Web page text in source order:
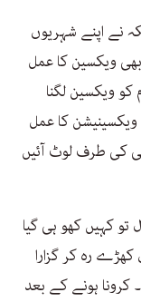
نے اپنے شہریوں
ویکسین کا عمل
ویکسین لگنا
کا عمل
کی طرف لوٹ آئیں
تو کہیں کھو ہی گیا
رہ کر گزارا
ہونے کے بعد